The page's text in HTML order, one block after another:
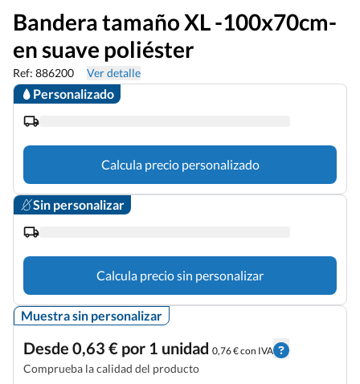
Bandera tamaño XL -100x70cm-
en suave poliéster
Ref: 886200 Ver detalle
Personalizado
Calcula precio personalizado
Sin personalizar
Calcula precio sin personalizar
Muestra sin personalizar
Desde 0,63 € por 1 unidad 0,76 € con IVA
Comprueba la calidad del producto